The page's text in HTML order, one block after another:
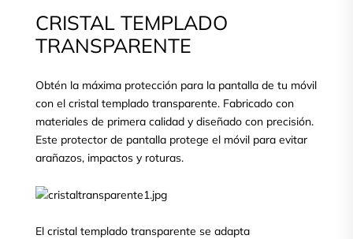
CRISTAL TEMPLADO
TRANSPARENTE
Obtén la máxima protección para la pantalla de tu móvil
con el cristal templado transparente. Fabricado con
materiales de primera calidad y diseñado con precisión.
Este protector de pantalla protege el móvil para evitar
arañazos, impactos y roturas.
El cristal templado transparente se adapta